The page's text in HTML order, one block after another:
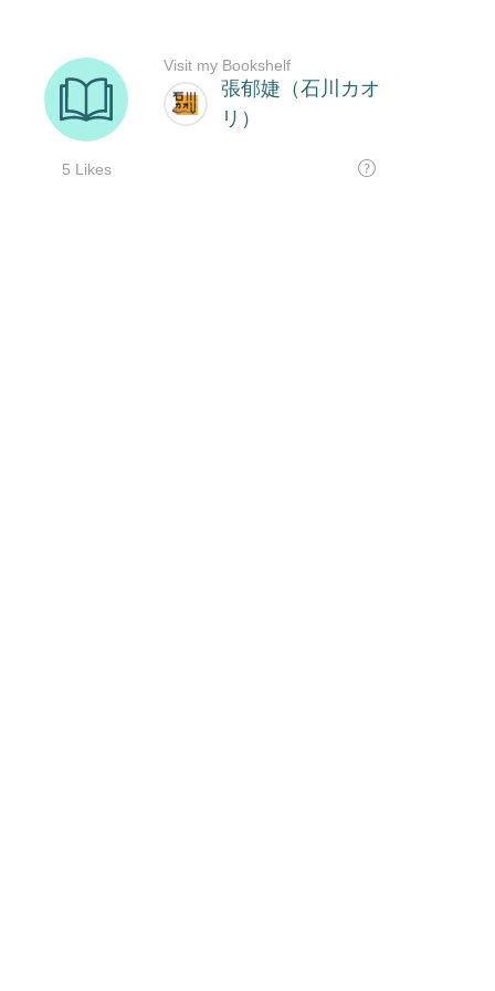
張郁婕（石川カオ
リ）
5 Likes
Visit my Bookshelf